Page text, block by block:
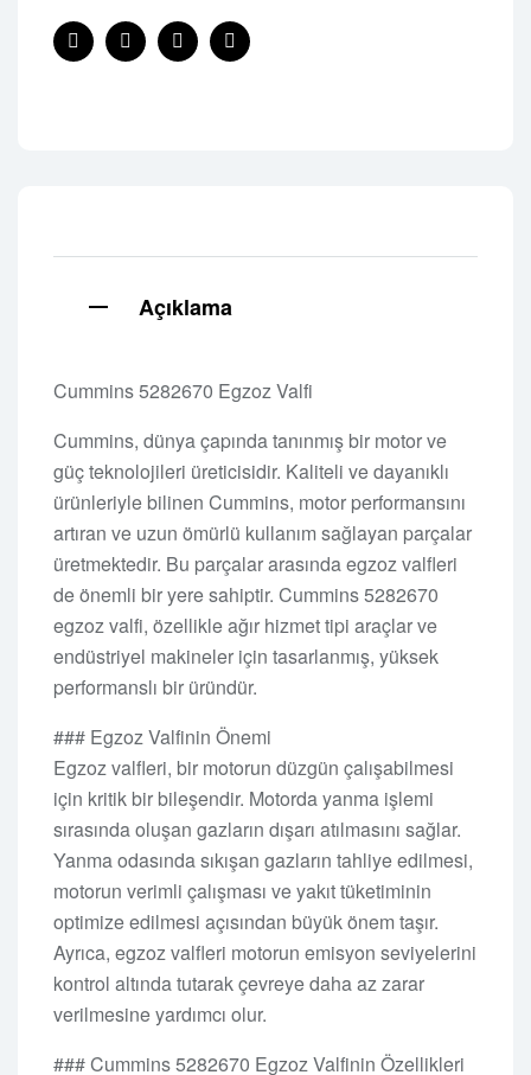
FacebookTwitterLinkedinPinterest
Açıklama
Cummins 5282670 Egzoz Valfi
Cummins, dünya çapında tanınmış bir motor ve
güç teknolojileri üreticisidir. Kaliteli ve dayanıklı
ürünleriyle bilinen Cummins, motor performansını
artıran ve uzun ömürlü kullanım sağlayan parçalar
üretmektedir. Bu parçalar arasında egzoz valfleri
de önemli bir yere sahiptir. Cummins 5282670
egzoz valfi, özellikle ağır hizmet tipi araçlar ve
endüstriyel makineler için tasarlanmış, yüksek
performanslı bir üründür.
### Egzoz Valfinin Önemi
Egzoz valfleri, bir motorun düzgün çalışabilmesi
için kritik bir bileşendir. Motorda yanma işlemi
sırasında oluşan gazların dışarı atılmasını sağlar.
Yanma odasında sıkışan gazların tahliye edilmesi,
motorun verimli çalışması ve yakıt tüketiminin
optimize edilmesi açısından büyük önem taşır.
Ayrıca, egzoz valfleri motorun emisyon seviyelerini
kontrol altında tutarak çevreye daha az zarar
verilmesine yardımcı olur.
### Cummins 5282670 Egzoz Valfinin Özellikleri